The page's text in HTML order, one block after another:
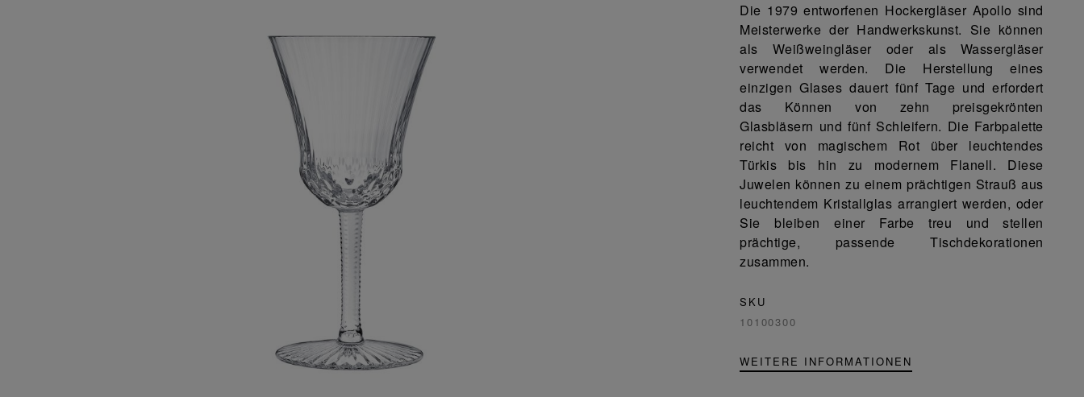
Die 1979 entworfenen Hockergläser Apollo sind
Meisterwerke der Handwerkskunst. Sie können
als Weißweingläser oder als Wassergläser
verwendet werden. Die Herstellung eines
einzigen Glases dauert fünf Tage und erfordert
das Können von zehn preisgekrönten
Glasbläsern und fünf Schleifern. Die Farbpalette
reicht von magischem Rot über leuchtendes
Türkis bis hin zu modernem Flanell. Diese
Juwelen können zu einem prächtigen Strauß aus
leuchtendem Kristallglas arrangiert werden, oder
Sie bleiben einer Farbe treu und stellen
prächtige, passende Tischdekorationen
zusammen.
SKU
10100300
WEITERE INFORMATIONEN